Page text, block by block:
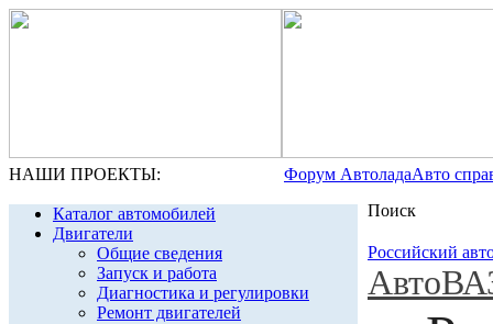
НАШИ ПРОЕКТЫ: Форум АвтоладаАвто
Каталог автомобилей
Двигатели
Общие сведения
Запуск и работа
Диагностика и регулировки
Ремонт двигателей
Поиск
Российский